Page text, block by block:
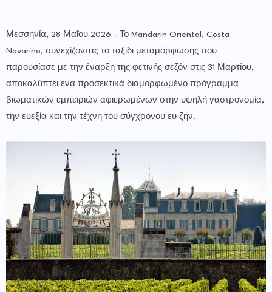
Μεσσηνία, 28 Μαΐου 2026 - Το Mandarin Oriental, Costa
Navarino, συνεχίζοντας το ταξίδι μεταμόρφωσης που
παρουσίασε με την έναρξη της φετινής σεζόν στις 31 Μαρτίου,
αποκαλύπτει ένα προσεκτικά διαμορφωμένο πρόγραμμα
βιωματικών εμπειριών αφιερωμένων στην υψηλή γαστρονομία,
την ευεξία και την τέχνη του σύγχρονου ευ ζην.